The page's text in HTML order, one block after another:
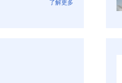
了解更多